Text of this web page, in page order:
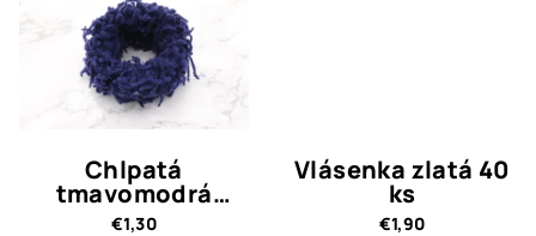
Chlpatá
tmavomodrá
gumička
€1,30
Vlásenka zlatá 40
ks
€1,90